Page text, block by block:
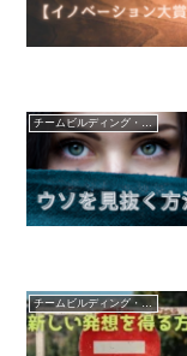
チームビルディング・組織活性化